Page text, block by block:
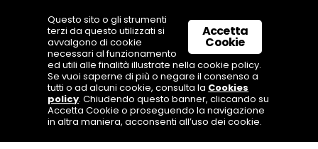
Accetta
Cookie
Questo sito o gli strumenti
terzi da questo utilizzati si
avvalgono di cookie
necessari al funzionamento
ed utili alle finalità illustrate nella cookie policy.
Se vuoi saperne di più o negare il consenso a
tutti o ad alcuni cookie, consulta la Cookies
policy. Chiudendo questo banner, cliccando su
Accetta Cookie o proseguendo la navigazione
in altra maniera, acconsenti all’uso dei cookie.